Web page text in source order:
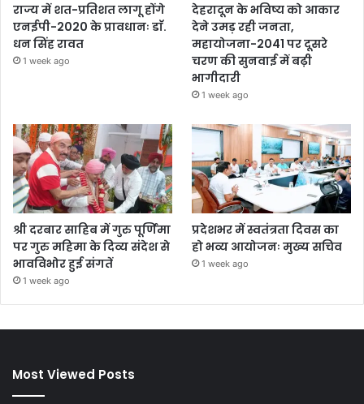
राज्य में शत-प्रतिशत लागू होंगे
एनईपी-2020 के प्रावधानः डाॅ.
धन सिंह रावत
1 week ago
देहरादून के भविष्य को आकार
देने उमड़ रही जनता,
महायोजना-2041 पर दूसरे
चरण की सुनवाई में बढ़ी
भागीदारी
1 week ago
श्री दरबार साहिब में गुरु पूर्णिमा
पर गुरु महिमा के दिव्य संदेश से
भावविभोर हुई संगतें
1 week ago
प्रदेशभर में स्वतंत्रता दिवस का
हो भव्य आयोजनः मुख्य सचिव
1 week ago
Most Viewed Posts